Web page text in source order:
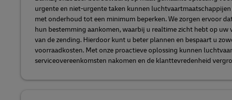
urgente en niet-urgente taken kunnen
met onderhoud tot een minimum beperken. We zorgen ervoor
hun bestemming aankomen, waarbij u realtime zicht hebt op uw
van de zending. Hierdoor kunt u beter plannen en bespaart u
voorraadkosten. Met onze proactieve oplossing kunnen
serviceovereenkomsten nakomen en de klanttevredenheid